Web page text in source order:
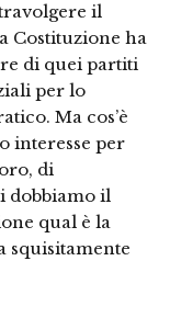
il
Costituzione ha
di quei partiti
per lo
Ma cos’è
interesse per
di
dobbiamo il
qual è la
squisitamente